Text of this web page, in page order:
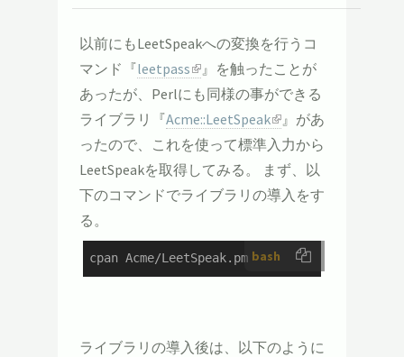
以前にもLeetSpeakへの変換を行うコ
マンド『leetpass
』を触ったことが
あったが、Perlにも同様の事ができる
ライブラリ『Acme::LeetSpeak
』があ
ったので、これを使って標準入力から
LeetSpeakを取得してみる。 まず、以
下のコマンドでライブラリの導入をす
る。
bash
cpan Acme/LeetSpeak.pm
ライブラリの導入後は、以下のように